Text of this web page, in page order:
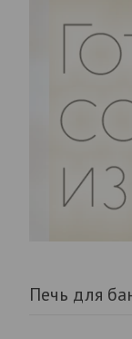
Печь для